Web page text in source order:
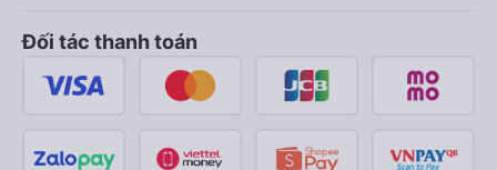
Đối tác thanh toán